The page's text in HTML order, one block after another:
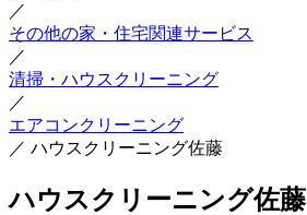
／
その他の家・住宅関連サービス
／
清掃・ハウスクリーニング
／
エアコンクリーニング
／ ハウスクリーニング佐藤
ハウスクリーニング佐藤